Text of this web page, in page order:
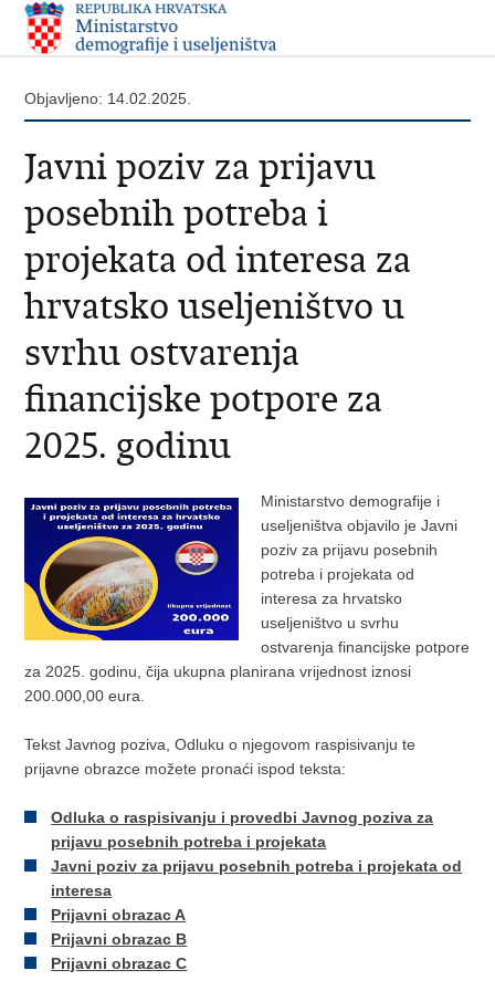
Objavljeno: 14.02.2025.
Javni poziv za prijavu
posebnih potreba i
projekata od interesa za
hrvatsko useljeništvo u
svrhu ostvarenja
financijske potpore za
2025. godinu
Ministarstvo demografije i
useljeništva objavilo je Javni
poziv za prijavu posebnih
potreba i projekata od
interesa za hrvatsko
useljeništvo u svrhu
ostvarenja financijske potpore
za 2025. godinu, čija ukupna planirana vrijednost iznosi
200.000,00 eura.
Tekst Javnog poziva, Odluku o njegovom raspisivanju te
prijavne obrazce možete pronaći ispod teksta:
Odluka o raspisivanju i provedbi Javnog poziva za
prijavu posebnih potreba i projekata
Javni poziv za prijavu posebnih potreba i projekata od
interesa
Prijavni obrazac A
Prijavni obrazac B
Prijavni obrazac C